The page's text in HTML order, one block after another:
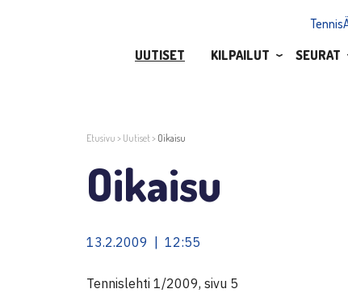
UUTISET
KILPAILUT SEURAT
Etusivu > Uutiset> Oikaisu
Oikaisu
13.2.2009 | 12:55
Tennislehti 1/2009, sivu 5